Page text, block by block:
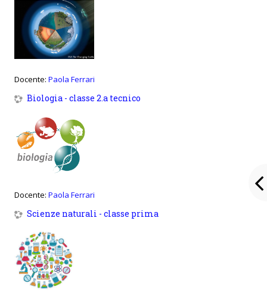
Docente:Paola Ferrari
Biologia - classe 2.a tecnico
Docente:Paola Ferrari
Scienze naturali - classe prima